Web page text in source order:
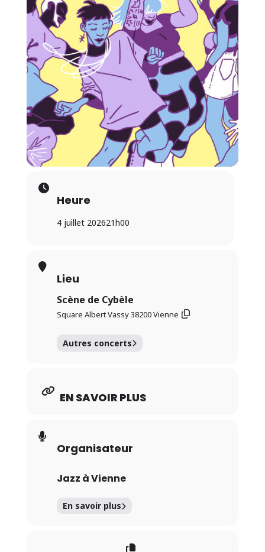
Heure
4 juillet 202621h00
Lieu
Scène de Cybèle
Square Albert Vassy 38200 Vienne
Autres concerts
EN SAVOIR PLUS
Organisateur
Jazz à Vienne
En savoir plus